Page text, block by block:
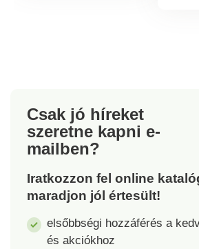
Csak jó híreket
szeretne kapni e-
mailben?
Iratkozzon fel online
maradjon jól értesült!
elsőbbségi hozzáférés a
és akciókhoz